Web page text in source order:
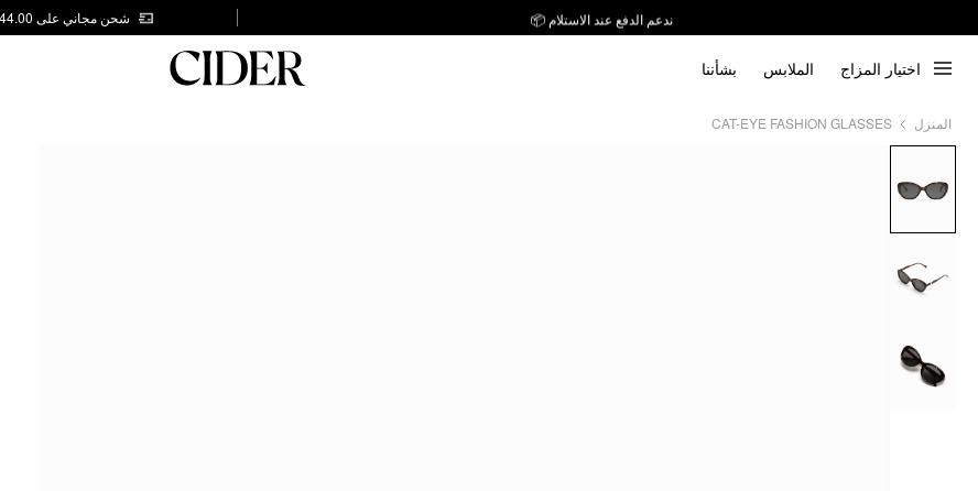
ندعم الدفع عند الاستلام 📦 شحن مجاني على AED 144.00
اختيار المزاج الملابس بشأننا
المنزل CAT-EYE FASHION GLASSES